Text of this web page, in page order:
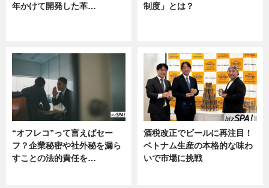
年かけて開発した革…
制度」とは？
“オフレコ”って言えばセー
フ？企業秘密や社外秘を漏ら
すことの法的責任を…
酒税改正でビールに再注目！
ベトナム生産の本格的な味わ
いで市場に挑戦